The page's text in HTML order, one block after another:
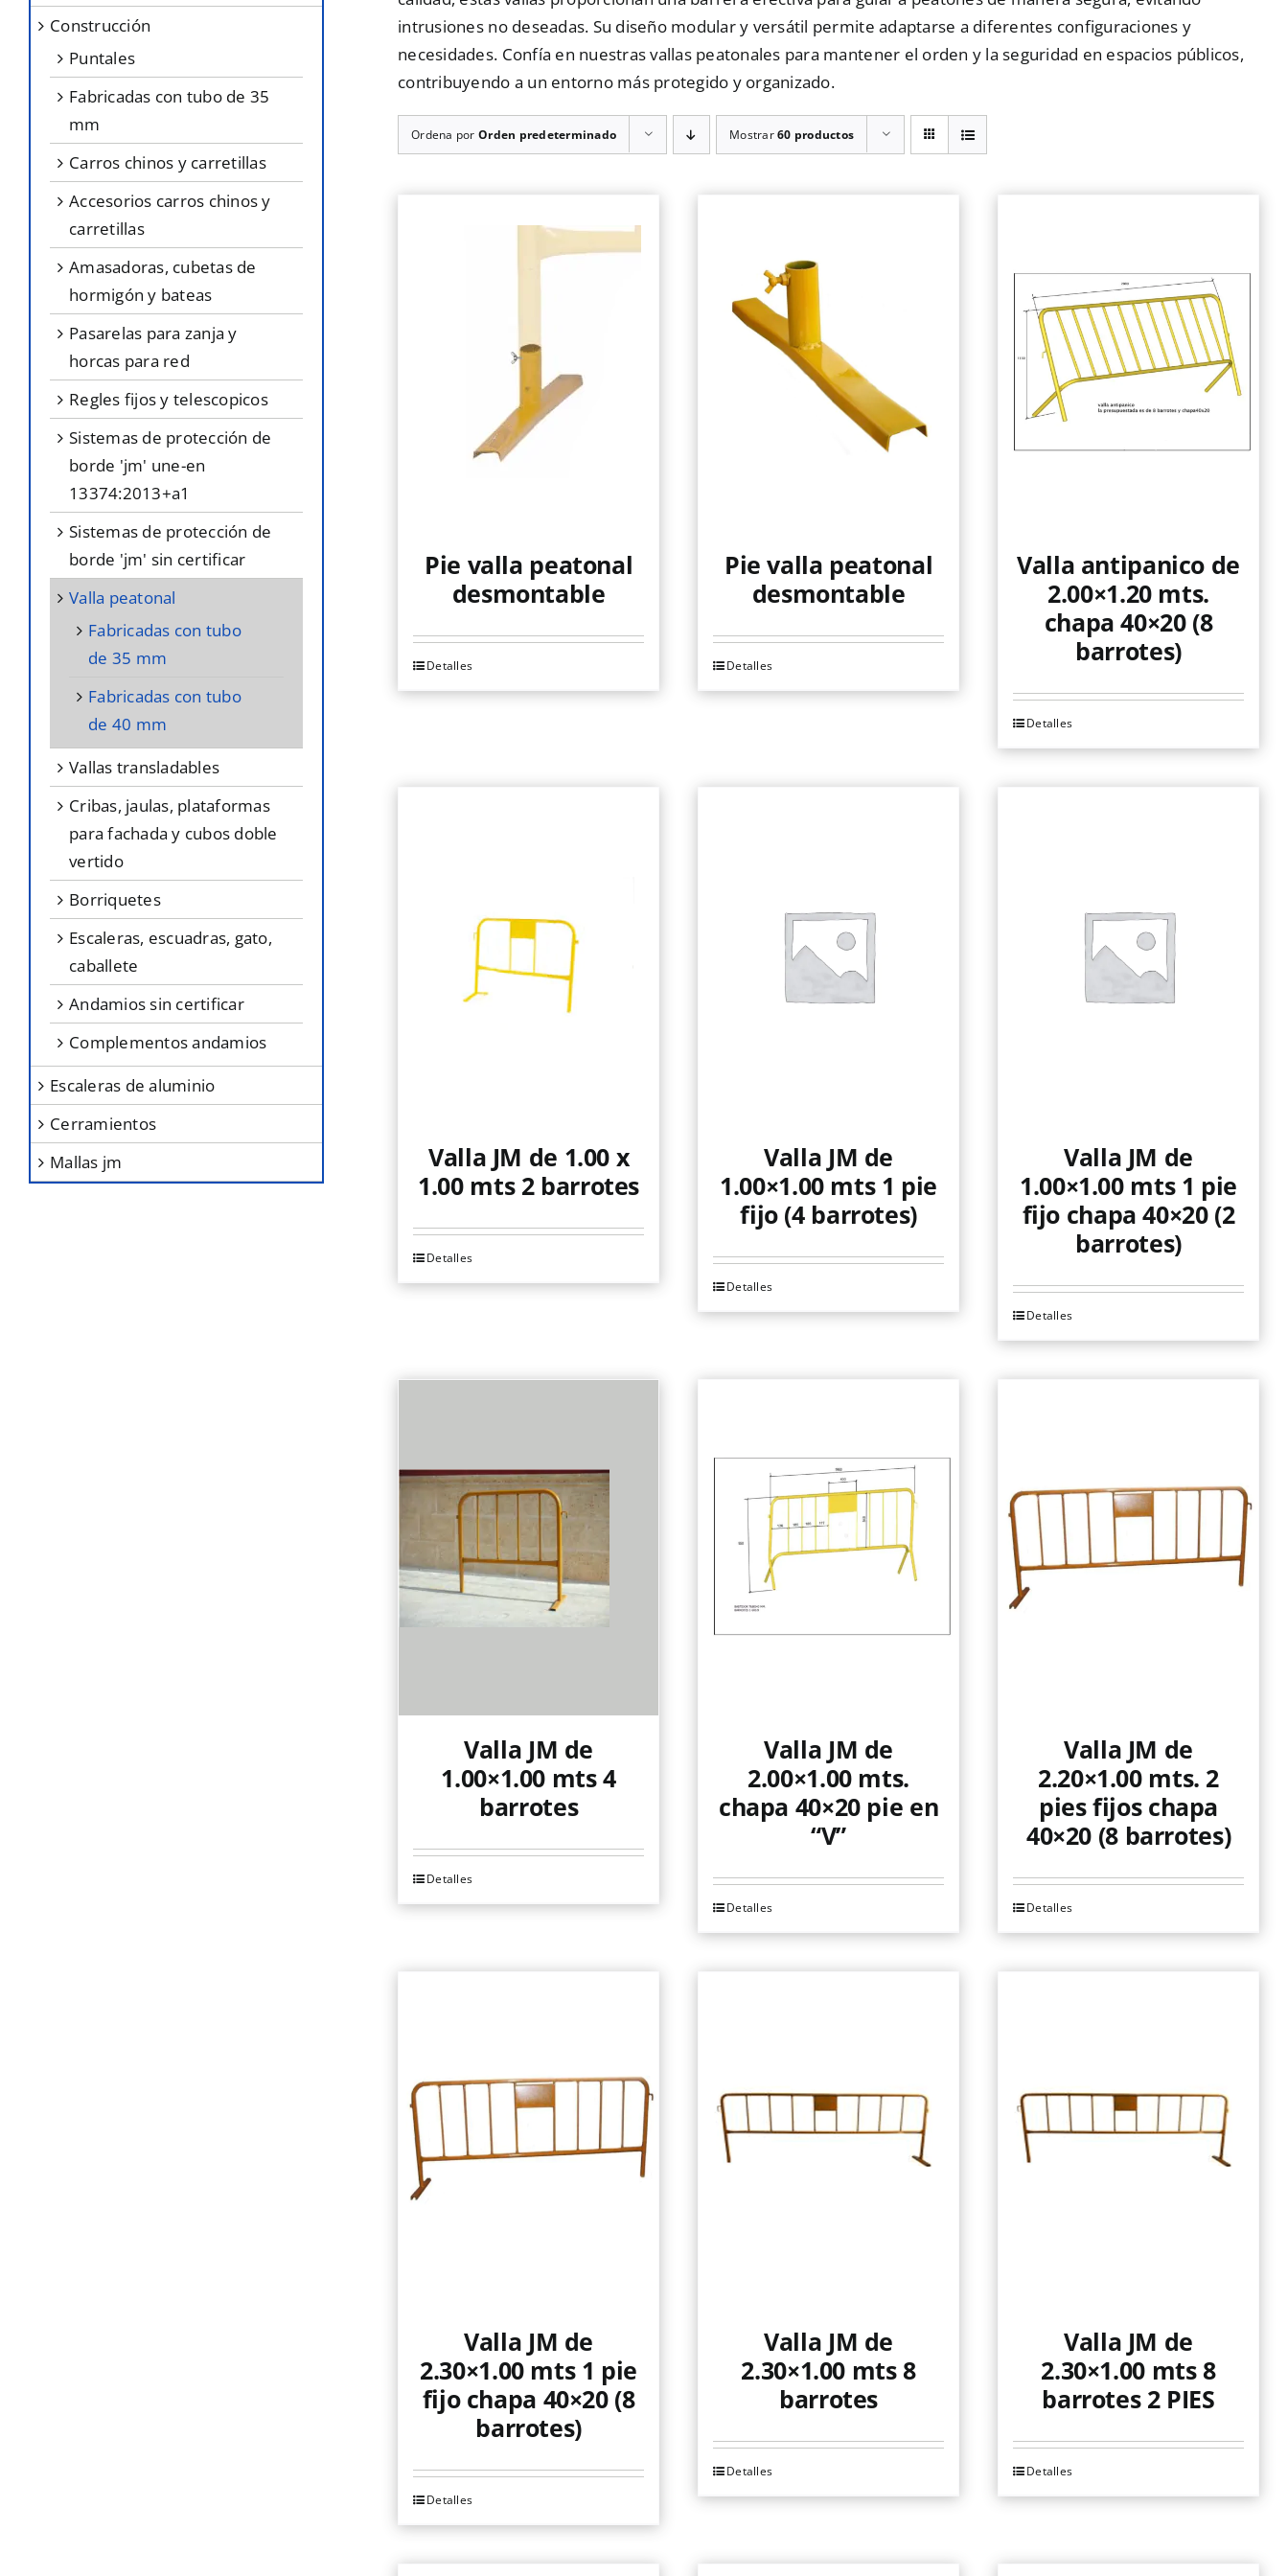
intrusiones no deseadas. Su diseño modular y versátil permite adaptarse a diferentes configuraciones y
necesidades. Confía en nuestras vallas peatonales para mantener el orden y la seguridad en espacios públicos,
contribuyendo a un entorno más protegido y organizado.
Ordena porOrden predeterminado Mostrar60 productos
Pie valla peatonal
desmontable
Detalles
Pie valla peatonal
desmontable
Detalles
Valla antipanico de
2.00×1.20 mts.
chapa 40×20 (8
barrotes)
Detalles
Valla JM de 1.00 x
1.00 mts 2 barrotes
Detalles
Valla JM de
1.00×1.00 mts 1 pie
fijo (4 barrotes)
Detalles
Valla JM de
1.00×1.00 mts 1 pie
fijo chapa 40×20 (2
barrotes)
Detalles
Valla JM de
1.00×1.00 mts 4
barrotes
Detalles
Valla JM de
2.00×1.00 mts.
chapa 40×20 pie en
“V”
Detalles
Valla JM de
2.20×1.00 mts. 2
pies fijos chapa
40×20 (8 barrotes)
Detalles
Valla JM de
2.30×1.00 mts 1 pie
fijo chapa 40×20 (8
barrotes)
Detalles
Valla JM de
2.30×1.00 mts 8
barrotes
Detalles
Valla JM de
2.30×1.00 mts 8
barrotes 2 PIES
Detalles
construcción
puntales
fabricadas con tubo de 35
mm
carros chinos y carretillas
accesorios carros chinos y
carretillas
amasadoras, cubetas de
hormigón y bateas
pasarelas para zanja y
horcas para red
regles fijos y telescopicos
sistemas de protección de
borde 'jm' une-en
13374:2013+a1
sistemas de protección de
borde 'jm' sin certificar
valla peatonal
fabricadas con tubo
de 35 mm
fabricadas con tubo
de 40 mm
vallas transladables
cribas, jaulas, plataformas
para fachada y cubos doble
vertido
borriquetes
escaleras, escuadras, gato,
caballete
andamios sin certificar
complementos andamios
escaleras de aluminio
cerramientos
mallas jm